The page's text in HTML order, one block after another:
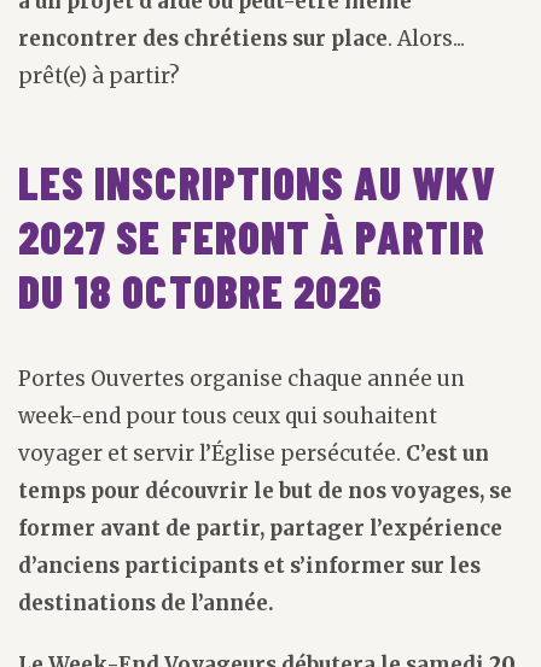
rencontrer des chrétiens sur place. Alors...
prêt(e) à partir?
LES INSCRIPTIONS AU WKV
2027 SE FERONT À PARTIR
DU 18 OCTOBRE 2026
Portes Ouvertes organise chaque année un
week-end pour tous ceux qui souhaitent
voyager et servir l’Église persécutée. C’est un
temps pour découvrir le but de nos voyages, se
former avant de partir, partager l’expérience
d’anciens participants et s’informer sur les
destinations de l’année.